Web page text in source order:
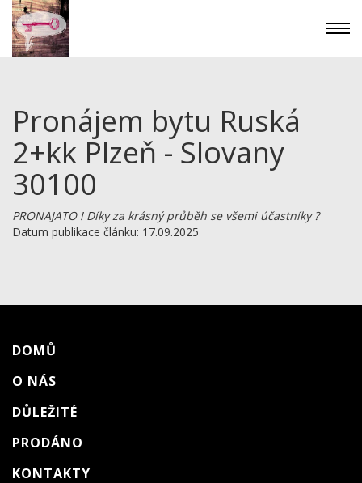
Pronájem bytu Ruská
2+kk Plzeň - Slovany
30100
PRONAJATO ! Díky za krásný průběh se všemi účastníky ?
Datum publikace článku: 17.09.2025
DOMŮ
O NÁS
DŮLEŽITÉ
PRODÁNO
KONTAKTY